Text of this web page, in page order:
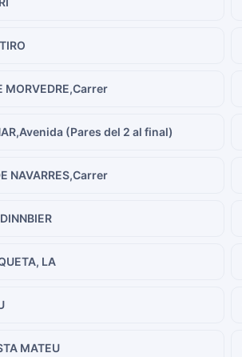
MORVEDRE,Carrer
(Pares del 2 al final)
NAVARRES,Carrer
LA
MATEU